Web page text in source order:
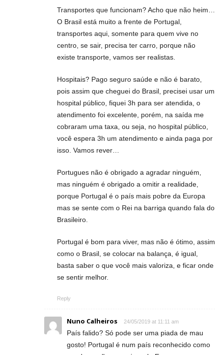
Transportes que funcionam? Acho que não heim…
O Brasil está muito a frente de Portugal,
transportes aqui, somente para quem vive no
centro, se sair, precisa ter carro, porque não
existe transporte, vamos ser realistas.
Hospitais? Pago seguro saúde e não é barato,
pois assim que cheguei do Brasil, precisei usar um
hospital público, fiquei 3h para ser atendida, o
atendimento foi excelente, porém, na saída me
cobraram uma taxa, ou seja, no hospital público,
você espera 3h um atendimento e ainda paga por
isso. Vamos rever…
Portugues não é obrigado a agradar ninguém,
mas ninguém é obrigado a omitir a realidade,
porque Portugal é o país mais pobre da Europa
mas se sente com o Rei na barriga quando fala do
Brasileiro.
Portugal é bom para viver, mas não é ótimo, assim
como o Brasil, se colocar na balança, é igual,
basta saber o que você mais valoriza, e ficar onde
se sentir melhor.
Reply
Nuno Calheiros 24/05/2019 at 11:11 am
País falido? Só pode ser uma piada de mau
gosto! Portugal é num país reconhecido como